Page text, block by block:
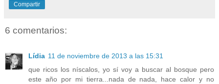
Compartir
6 comentarios:
Lídia 11 de noviembre de 2013 a las 15:31
que ricos los níscalos, yo sí voy a buscar al bosque pero
este año por mi tierra...nada de nada, hace calor y no